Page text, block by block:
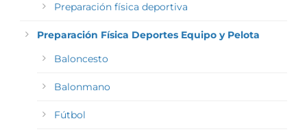
Preparación física deportiva
Preparación Física Deportes Equipo y Pelota
Baloncesto
Balonmano
Fútbol